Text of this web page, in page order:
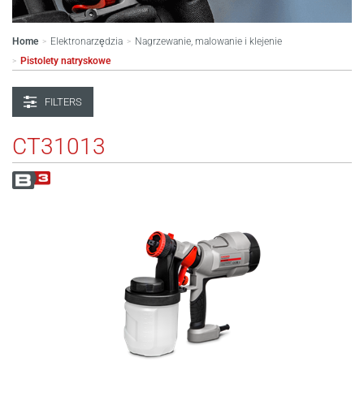
Home > Elektronarzędzia > Nagrzewanie, malowanie i klejenie
> Pistolety natryskowe
FILTERS
CT31013